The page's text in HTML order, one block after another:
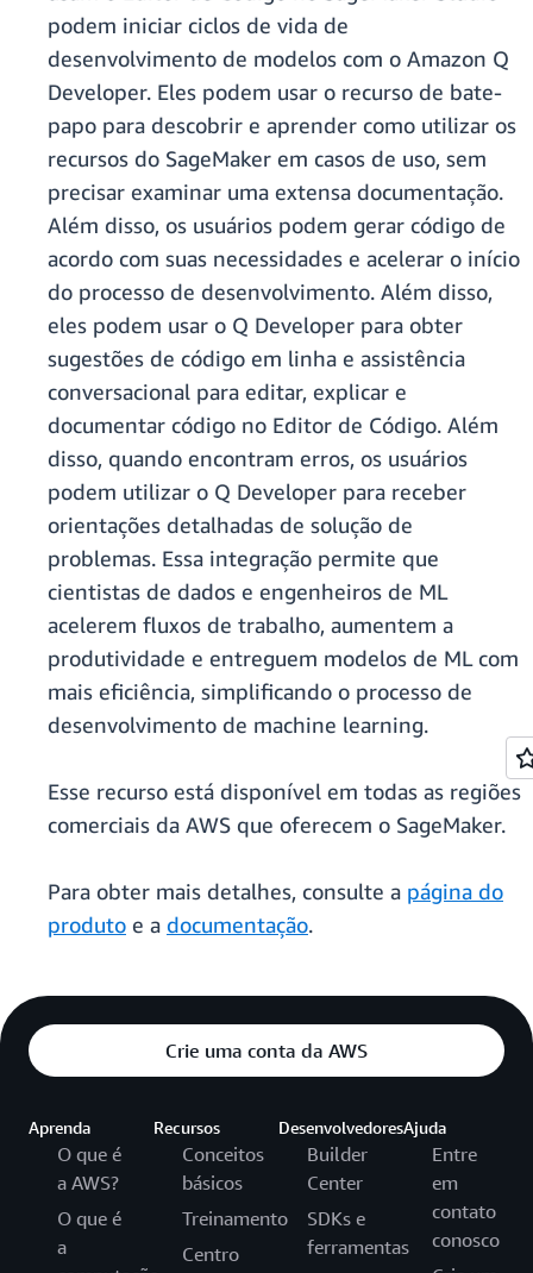
podem iniciar ciclos de vida de
desenvolvimento de modelos com o Amazon Q
Developer. Eles podem usar o recurso de bate-
papo para descobrir e aprender como utilizar os
recursos do SageMaker em casos de uso, sem
precisar examinar uma extensa documentação.
Além disso, os usuários podem gerar código de
acordo com suas necessidades e acelerar o início
do processo de desenvolvimento. Além disso,
eles podem usar o Q Developer para obter
sugestões de código em linha e assistência
conversacional para editar, explicar e
documentar código no Editor de Código. Além
disso, quando encontram erros, os usuários
podem utilizar o Q Developer para receber
orientações detalhadas de solução de
problemas. Essa integração permite que
cientistas de dados e engenheiros de ML
acelerem fluxos de trabalho, aumentem a
produtividade e entreguem modelos de ML com
mais eficiência, simplificando o processo de
desenvolvimento de machine learning.
Esse recurso está disponível em todas as regiões
comerciais da AWS que oferecem o SageMaker.
Para obter mais detalhes, consulte a página do
produto e a documentação.
Crie uma conta da AWS
Aprenda
O que é
a AWS?
O que é
a
Recursos
Conceitos
básicos
Treinamento
Centro
Desenvolvedores
Builder
Center
SDKs e
ferramentas
Ajuda
Entre
em
contato
conosco